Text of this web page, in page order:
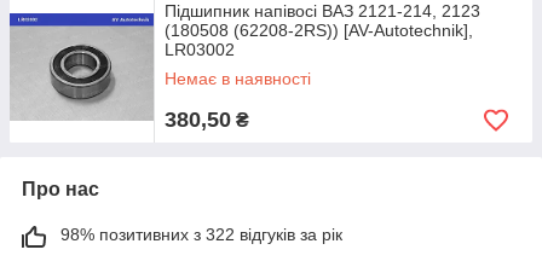
Підшипник напівосі ВАЗ 2121-214, 2123
(180508 (62208-2RS)) [AV-Autotechnik],
LR03002
Немає в наявності
380,50 ₴
Про нас
98% позитивних з 322 відгуків за рік